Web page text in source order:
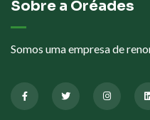
Sobre a Oréades
Somos uma empresa de